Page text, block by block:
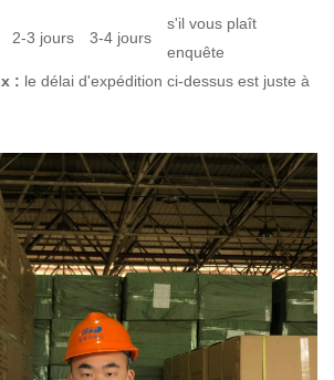
2-3 jours 3-4 jours
s'il vous plaît
enquête
: le délai d'expédition ci-dessus est juste à